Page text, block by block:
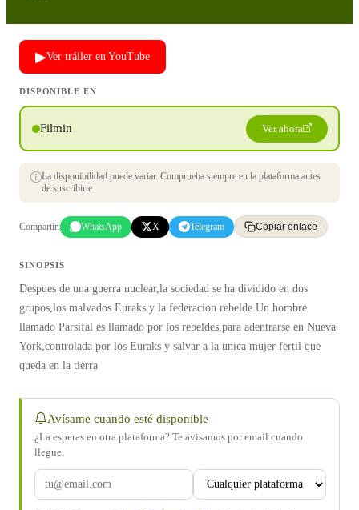
▶Ver tráiler en YouTube
DISPONIBLE EN
Filmin Ver ahora
La disponibilidad puede variar. Comprueba siempre en la plataforma antes
de suscribirte.
Compartir: WhatsApp X Telegram Copiar enlace
SINOPSIS
Despues de una guerra nuclear,la sociedad se ha dividido en dos
grupos,los malvados Euraks y la federacion rebelde.Un hombre
llamado Parsifal es llamado por los rebeldes,para adentrarse en Nueva
York,controlada por los Euraks y salvar a la unica mujer fertil que
queda en la tierra
Avísame cuando esté disponible
¿La esperas en otra plataforma? Te avisamos por email cuando
llegue.